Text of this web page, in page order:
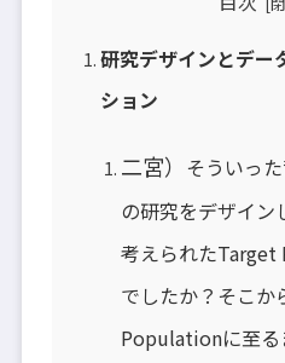
研究デザインとデー
ション
二宮） そういっ
の研究をデザイン
考えられた
でしたか？そこ
Populationに至る